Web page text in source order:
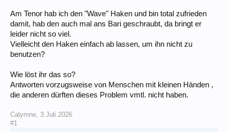
Am Tenor hab ich den "Wave" Haken und bin total zufrieden
damit, hab den auch mal ans Bari geschraubt, da bringt er
leider nicht so viel.
Vielleicht den Haken einfach ab lassen, um ihn nicht zu
benutzen?
Wie löst ihr das so?
Antworten vorzugsweise von Menschen mit kleinen Händen ,
die anderen dürften dieses Problem vmtl. nicht haben.
Calymne, 3.Juli.2026
#1